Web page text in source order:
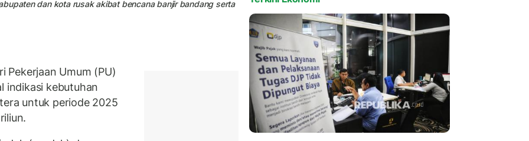
dan kota rusak akibat bencana banjir bandang serta
Pekerjaan Umum (PU)
indikasi kebutuhan
untuk periode 2025